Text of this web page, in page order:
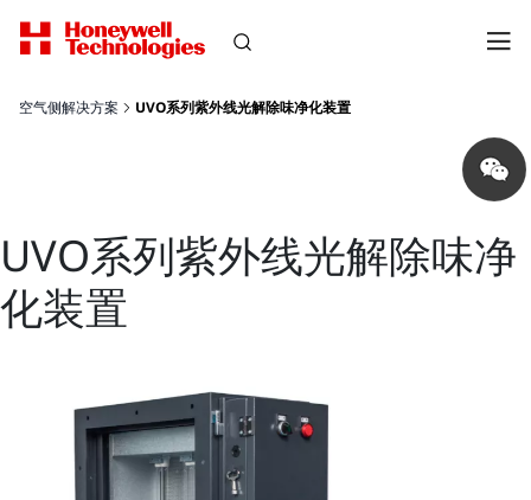
空气侧解决方案 UVO系列紫外线光解除味净化装置
Share
on
wechat
UVO系列紫外线光解除味净
化装置